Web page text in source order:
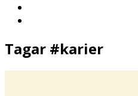
Tagar #karier